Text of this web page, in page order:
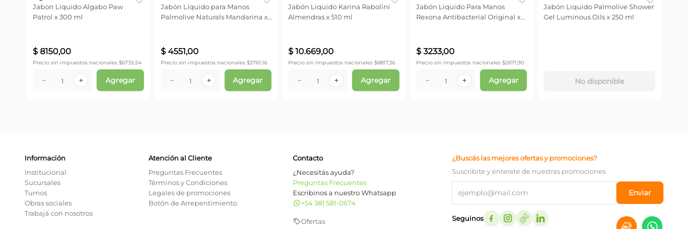
Jabon Liquido Algabo Paw
Patrol x 300 ml
$ 8150,00
Precio sin impuestos nacionales $6735,54
＋
－ Agregar
Jabón Líquido para Manos
Palmolive Naturals Mandarina x
$ 4551,00
Precio sin impuestos nacionales $3761,16
＋
－ Agregar
Jabón Liquido Karina Rabolini
Almendras x 510 ml
$ 10.669,00
Precio sin impuestos nacionales $8817,36
＋
－ Agregar
Jabón Liquido Para Manos
Rexona Antibacterial Original x
$ 3233,00
Precio sin impuestos nacionales $2671,90
＋
－ Agregar
Jabón Liquido Palmolive Shower
Gel Luminous Oils x 250 ml
No disponible
Información
Institucional
Sucursales
Turnos
Obras sociales
Trabajá con nosotros
Atención al Cliente
Preguntas Frecuentes
Términos y Condiciones
Legales de promociones
Botón de Arrepentimiento
Contacto
¿Necesitás ayuda?
Preguntas Frecuentes
Escribinos a nuestro Whatsapp
+54 381 581-0674
Ofertas
¿Buscás las mejores ofertas y promociones?
Suscribite y enterate de nuestras promociones
Enviar
Seguinos